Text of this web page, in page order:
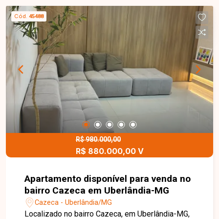
banheiro para funcionário, além de três quartos
com armários, sendo um suíte. No segundo
pavimento, conta com sala com armários, uma
suíte máster com armários, banheira de
hidromassagem e sacada, além de terraço com
área gourmet com churrasqueira, quatro sacadas,
banheiro, ducha e vista panorâmica da cidade,
totalizando quatro quartos e duas suítes. Para
mais informações, fale com a Delta e agende sua
visita.
Cód. 45488
R$ 980.000,00
R$ 880.000,00 V
Apartamento disponível para venda no
bairro Cazeca em Uberlândia-MG
Cazeca - Uberlândia/MG
Localizado no bairro Cazeca, em Uberlândia-MG,